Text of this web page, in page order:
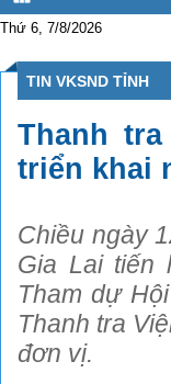
Thứ 6, 7/8/2026
TIN VKSND TỈNH
Thanh
triển khai
Chiều ngày
Gia Lai tiến
Tham dự
Thanh tra
đơn vị.